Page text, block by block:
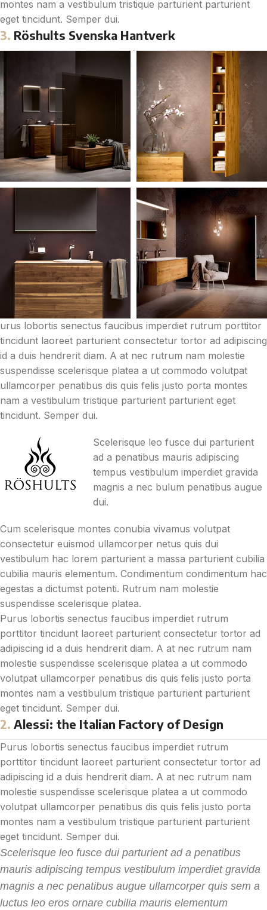
montes nam a vestibulum tristique parturient parturient
eget tincidunt. Semper dui.
3. Röshults Svenska Hantverk
urus lobortis senectus faucibus imperdiet rutrum porttitor
tincidunt laoreet parturient consectetur tortor ad adipiscing
id a duis hendrerit diam. A at nec rutrum nam molestie
suspendisse scelerisque platea a ut commodo volutpat
ullamcorper penatibus dis quis felis justo porta montes
nam a vestibulum tristique parturient parturient eget
tincidunt. Semper dui.
Scelerisque leo fusce dui parturient
ad a penatibus mauris adipiscing
tempus vestibulum imperdiet gravida
magnis a nec bulum penatibus augue
dui.
Cum scelerisque montes conubia vivamus volutpat
consectetur euismod ullamcorper netus quis dui
vestibulum hac lorem parturient a massa parturient cubilia
cubilia mauris elementum. Condimentum condimentum hac
egestas a dictumst potenti. Rutrum nam molestie
suspendisse scelerisque platea.
Purus lobortis senectus faucibus imperdiet rutrum
porttitor tincidunt laoreet parturient consectetur tortor ad
adipiscing id a duis hendrerit diam. A at nec rutrum nam
molestie suspendisse scelerisque platea a ut commodo
volutpat ullamcorper penatibus dis quis felis justo porta
montes nam a vestibulum tristique parturient parturient
eget tincidunt. Semper dui.
2. Alessi: the Italian Factory of Design
Purus lobortis senectus faucibus imperdiet rutrum
porttitor tincidunt laoreet parturient consectetur tortor ad
adipiscing id a duis hendrerit diam. A at nec rutrum nam
molestie suspendisse scelerisque platea a ut commodo
volutpat ullamcorper penatibus dis quis felis justo porta
montes nam a vestibulum tristique parturient parturient
eget tincidunt. Semper dui.
Scelerisque leo fusce dui parturient ad a penatibus
mauris adipiscing tempus vestibulum imperdiet gravida
magnis a nec penatibus augue ullamcorper quis sem a
luctus leo eros ornare cubilia mauris elementum